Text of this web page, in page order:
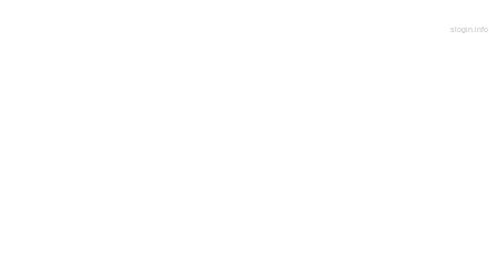
slogin.info